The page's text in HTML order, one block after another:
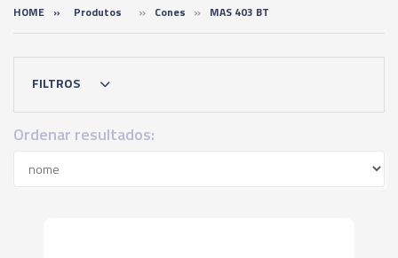
HOME » Produtos » Cones » MAS 403 BT
FILTROS
Ordenar resultados: